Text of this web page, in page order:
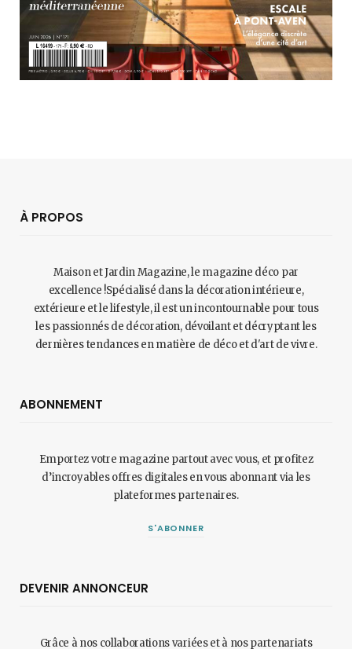
À PROPOS
Maison et Jardin Magazine, le magazine déco par
excellence !Spécialisé dans la décoration intérieure,
extérieure et le lifestyle, il est un incontournable pour tous
les passionnés de décoration, dévoilant et décryptant les
dernières tendances en matière de déco et d'art de vivre.
ABONNEMENT
Emportez votre magazine partout avec vous, et profitez
d’incroyables offres digitales en vous abonnant via les
plateformes partenaires.
S'ABONNER
DEVENIR ANNONCEUR
Grâce à nos collaborations variées et à nos partenariats